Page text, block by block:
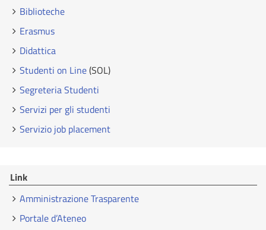
Biblioteche
Erasmus
Didattica
Studenti on Line(SOL)
Segreteria Studenti
Servizi per gli studenti
Servizio job placement
Link
Amministrazione Trasparente
Portale d’Ateneo